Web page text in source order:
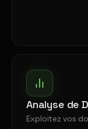
Analyse de
Exploitez vos